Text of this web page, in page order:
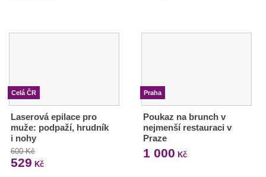
Celá ČR
Laserová epilace pro
muže: podpaží, hrudník
i nohy
600 Kč
529 Kč
Praha
Poukaz na brunch v
nejmenší restauraci v
Praze
1 000 Kč